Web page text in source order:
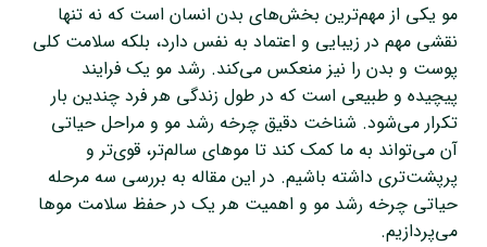
مو یکی از مهم‌ترین بخش‌های بدن انسان است که نه تنها
نقشی مهم در زیبایی و اعتماد به نفس دارد، بلکه سلامت کلی
پوست و بدن را نیز منعکس می‌کند. رشد مو یک فرایند
پیچیده و طبیعی است که در طول زندگی هر فرد چندین بار
تکرار می‌شود. شناخت دقیق چرخه رشد مو و مراحل حیاتی
آن می‌تواند به ما کمک کند تا موهای سالم‌تر، قوی‌تر و
پرپشت‌تری داشته باشیم. در این مقاله به بررسی سه مرحله
حیاتی چرخه رشد مو و اهمیت هر یک در حفظ سلامت موها
می‌پردازیم.